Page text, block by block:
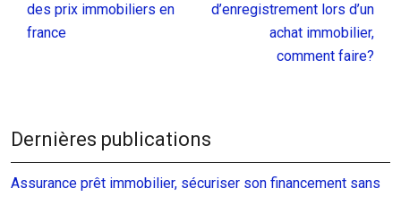
des prix immobiliers en
france
d’enregistrement lors d’un
achat immobilier,
comment faire?
Dernières publications
Assurance prêt immobilier, sécuriser son financement sans